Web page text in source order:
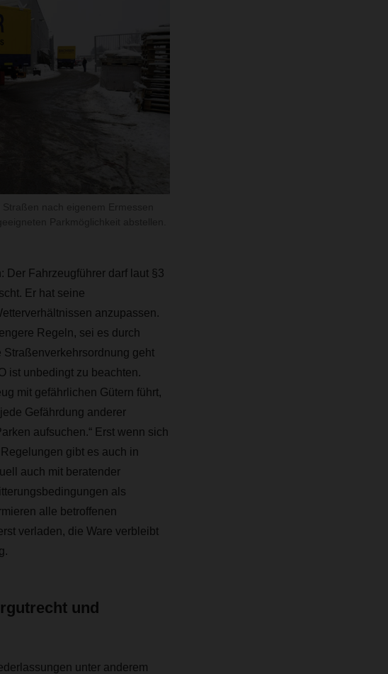
Der Fahrzeugführer darf laut §3
Er hat seine
anzupassen.
Regeln, sei es durch
geht
ist unbedingt zu beachten.
mit gefährlichen Gütern führt,
Gefährdung anderer
aufsuchen.“ Erst wenn sich
gibt es auch in
auch mit beratender
als
alle betroffenen
verladen, die Ware verbleibt
und
unter anderem